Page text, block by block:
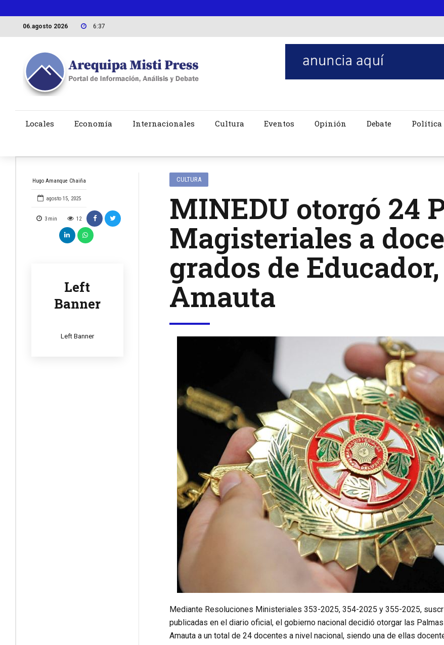
06.agosto 2026 6:37
Locales Economía Internacionales Cultura Eventos Opinión Debate Política
Hugo Amanque Chaiña
agosto 15, 2025
3 min 12
Left
Banner
Left Banner
CULTURA
MINEDU otorgó 24
Magisteriales a
grados de
Amauta
Mediante Resoluciones Ministeriales 353-2025, 354-2025 y 355-2025,
publicadas en el diario oficial, el gobierno nacional decidió otorgar las
Amauta a un total de 24 docentes a nivel nacional, siendo una de ellas